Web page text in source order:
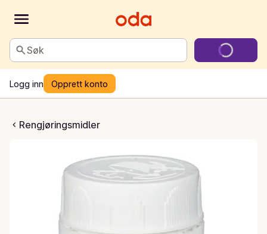
Søk
Logg inn Opprett konto
Rengjøringsmidler
kjøkken